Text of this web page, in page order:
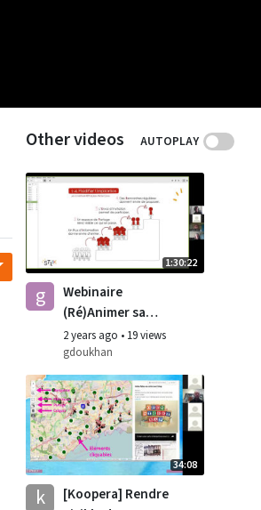
Other videos AUTOPLAY
1:30:22
g
Webinaire
(Ré)Animer sa
communauté
2 years ago • 19 views
gdoukhan
34:08
k
[Koopera] Rendre